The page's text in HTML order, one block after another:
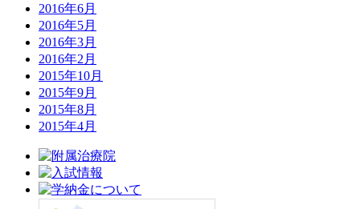
2016年6月
2016年5月
2016年3月
2016年2月
2015年10月
2015年9月
2015年8月
2015年4月